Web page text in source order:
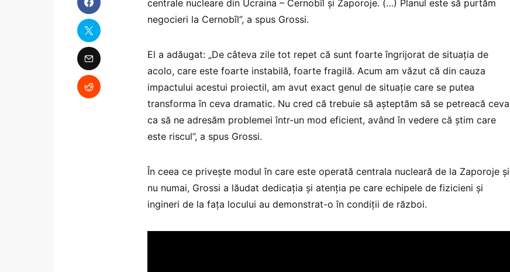
centrale nucleare din Ucraina – Cernobîl și Zaporoje. (…) Planul este să purtăm
negocieri la Cernobîl”, a spus Grossi.
El a adăugat: „De câteva zile tot repet că sunt foarte îngrijorat de situația de
acolo, care este foarte instabilă, foarte fragilă. Acum am văzut că din cauza
impactului acestui proiectil, am avut exact genul de situație care se putea
transforma în ceva dramatic. Nu cred că trebuie să așteptăm să se petreacă ceva
ca să ne adresăm problemei într-un mod eficient, având în vedere că știm care
este riscul”, a spus Grossi.
În ceea ce privește modul în care este operată centrala nucleară de la Zaporoje și
nu numai, Grossi a lăudat dedicația și atenția pe care echipele de fizicieni și
ingineri de la fața locului au demonstrat-o în condiții de război.